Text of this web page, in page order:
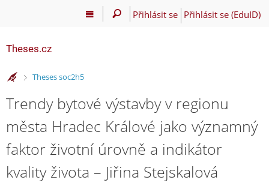
Přihlásit se Přihlásit se (EduID)
Theses.cz
>
Theses soc2h5
Trendy bytové výstavby v regionu
města Hradec Králové jako významný
faktor životní úrovně a indikátor
kvality života – Jiřina Stejskalová